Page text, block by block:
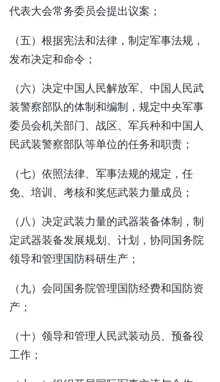
代表大会常务委员会提出议案；
（五）根据宪法和法律，制定军事法规，
发布决定和命令；
（六）决定中国人民解放军、中国人民武
装警察部队的体制和编制，规定中央军事
委员会机关部门、战区、军兵种和中国人
民武装警察部队等单位的任务和职责；
（七）依照法律、军事法规的规定，任
免、培训、考核和奖惩武装力量成员；
（八）决定武装力量的武器装备体制，制
定武器装备发展规划、计划，协同国务院
领导和管理国防科研生产；
（九）会同国务院管理国防经费和国防资
产；
（十）领导和管理人民武装动员、预备役
工作；